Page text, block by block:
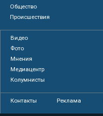
Общество
Происшествия
Видео
Фото
Мнения
Медиацентр
Колумнисты
Контакты Реклама